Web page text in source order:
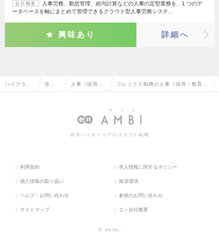
会社概要
人事労務、勤怠管理、給与計算などの人事の定型業務を、1 つのデ
ータベースを軸にまとめて管理できるクラウド型人事労務システ…
興味あり 詳細へ
ハイクラス 管理 人事（採用・ フレックス勤務の人事（採用・教育な
若手ハイキャリアのスカウト転職
利用規約 求人情報に関するポリシー
個人情報の取り扱い 推奨環境
ヘルプ・お問い合わせ 参画のお問い合わせ
サイトマップ エン会社概要
© en Inc.